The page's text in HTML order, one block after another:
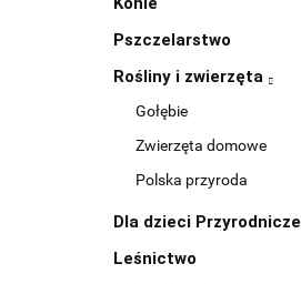
Pszczelarstwo
Rośliny i zwierzęta
Gołębie
Zwierzęta domowe
Polska przyroda
Dla dzieci Przyrodnicze
Leśnictwo